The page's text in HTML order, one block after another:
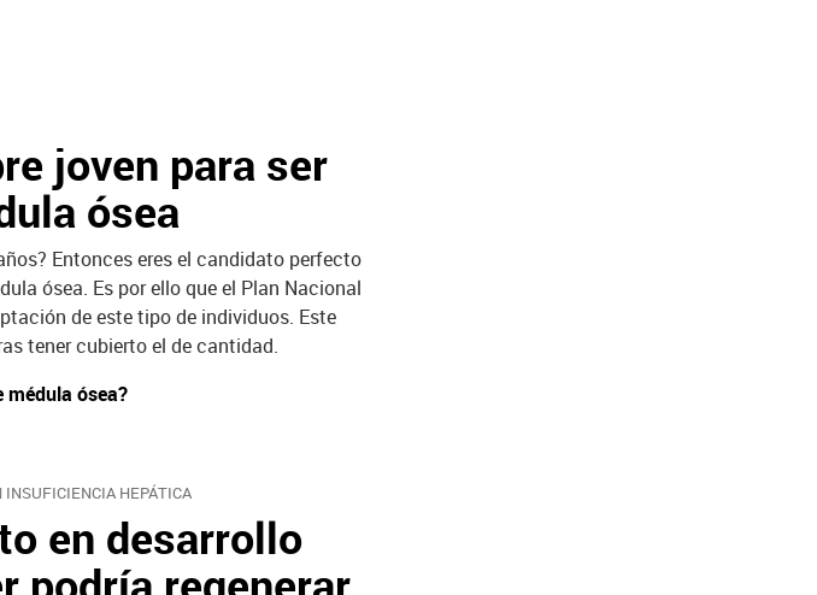
joven para ser
ósea
Entonces eres el candidato perfecto
ósea. Es por ello que el Plan Nacional
de este tipo de individuos. Este
tener cubierto el de cantidad.
médula ósea?
INSUFICIENCIA HEPÁTICA
en desarrollo